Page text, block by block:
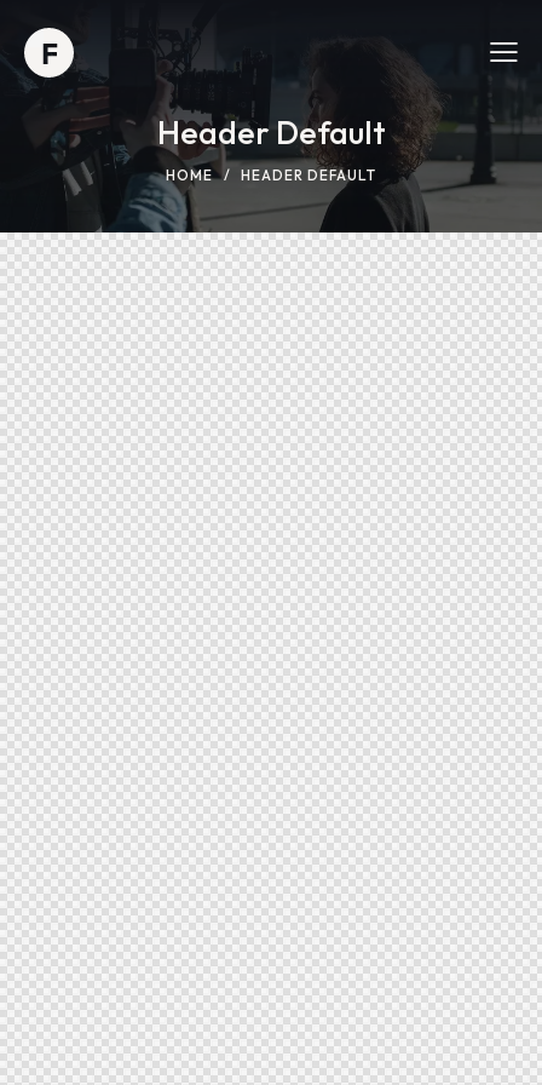
Header Default
HOME HEADER DEFAULT